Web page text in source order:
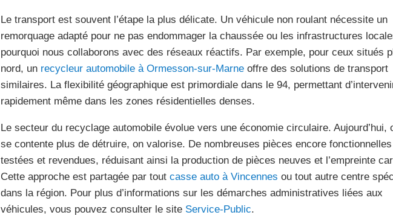
Le transport est souvent l’étape la plus délicate. Un véhicule non roulant nécessite un
remorquage adapté pour ne pas endommager la chaussée ou les infrastructures
pourquoi nous collaborons avec des réseaux réactifs. Par exemple, pour ceux situés
nord, un recycleur automobile à Ormesson-sur-Marneoffre des solutions de transport
similaires. La flexibilité géographique est primordiale dans le 94, permettant
rapidement même dans les zones résidentielles denses.
Le secteur du recyclage automobile évolue vers une économie circulaire. Aujourd’hui,
se contente plus de détruire, on valorise. De nombreuses pièces encore
testées et revendues, réduisant ainsi la production de pièces neuves et l’empreinte
Cette approche est partagée par tout casse auto à Vincennes ou tout autre centre
dans la région. Pour plus d’informations sur les démarches administratives liées aux
véhicules, vous pouvez consulter le site Service-Public.